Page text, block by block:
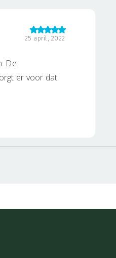
25 april, 2022
De
er voor dat
van